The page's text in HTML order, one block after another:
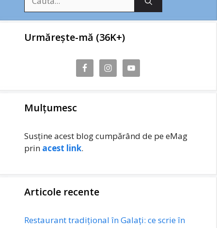
după:
Urmărește-mă (36K+)
Mulțumesc
Susține acest blog cumpărând de pe eMag
prin acest link.
Articole recente
Restaurant tradițional în Galați: ce scrie în